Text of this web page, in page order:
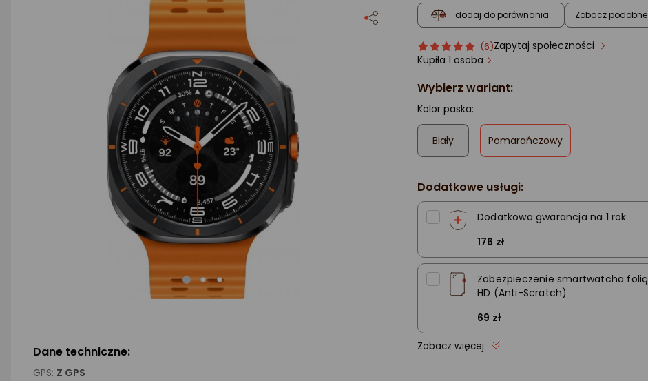
Zabawki i dziecko
dodaj do porównania Zobacz podobne
ocena
produktu
gwiazdki
Ocena
produktu
(6)Zapytaj społeczności
Kupiła 1 osoba
Wybierz wariant:
Kolor paska:
Biały Pomarańczowy
zaznaczone
Dodatkowe usługi:
Dodatkowa gwarancja na 1 rok
176 zł
Zabezpieczenie smartwatcha folią
HD (Anti-Scratch)
69 zł
Zobacz więcej
Dane techniczne:
GPS: Z GPS